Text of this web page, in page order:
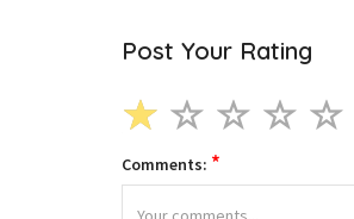
Post Your Rating
Comments: *